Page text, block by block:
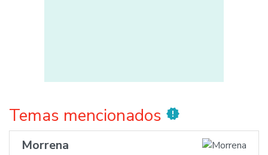
Temas mencionados new_releases
Morrena